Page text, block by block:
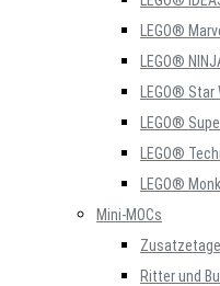
LEGO®
LEGO®
LEGO®
LEGO®
LEGO®
LEGO®
Mini-MOCs
Ritter und